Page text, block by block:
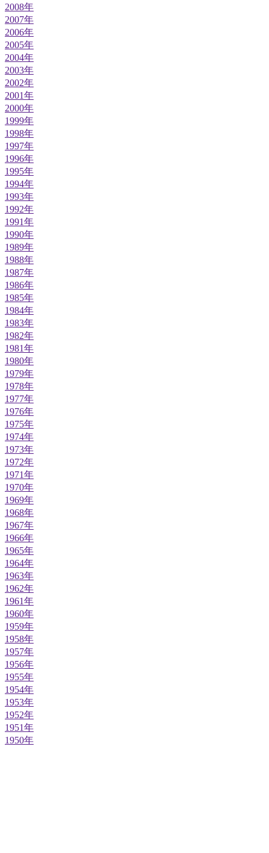
2008年
2007年
2006年
2005年
2004年
2003年
2002年
2001年
2000年
1999年
1998年
1997年
1996年
1995年
1994年
1993年
1992年
1991年
1990年
1989年
1988年
1987年
1986年
1985年
1984年
1983年
1982年
1981年
1980年
1979年
1978年
1977年
1976年
1975年
1974年
1973年
1972年
1971年
1970年
1969年
1968年
1967年
1966年
1965年
1964年
1963年
1962年
1961年
1960年
1959年
1958年
1957年
1956年
1955年
1954年
1953年
1952年
1951年
1950年